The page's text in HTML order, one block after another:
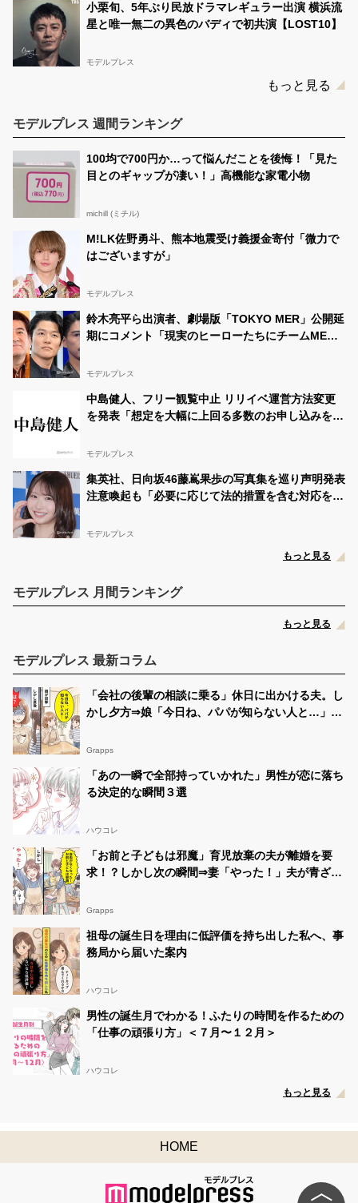
た????‍♀️ 気持ちを入れ替えて明日また楽しい配信ができ
るように頑張ります！#中一ミスコン #中1ミスコン
#JCミスコン
#くれあ #滋賀県 #明日最終日 #固定ツ
イートのRT
この後16時からLINEライブ配信します???????????? さ
#JCミスコン #くれあ #決勝戦 #固定ツイートのRT
https://t.co/L2QJpI8f4h
紅杏(くれあ) @ku_kuchanyo
07/17 09:17:01
今マイスタは2位です✨ 明日までチアチア、コメントギ
フトよろしくお願いします????????
今日も楽しい配信になりました????事故もあったけど美
味しかったし良かったです???? 明日は夏季総体で試合の
結果で終わる時間が決まるので配信時間がわかり次第告
知します????
あ #JCミスコン…
紅杏(くれあ) @ku_kuchanyo
07/16 05:46:57
こんばんは???? 明日のLINEライブ配信時間です⏰ よろ
しくお願いします????
#くれあ #JCミスコン2021
援お願いします #滋賀県
紅杏(くれあ) @ku_kuchanyo
07/15 20:28:32
こんばんは！今日は夜の配信できませんが、Twitter投
スタのチアチアよろしくお願いします????????????
#LINELIVE…
https://t.co/UQctBfm55O
紅杏(くれあ)
今日もたくさん配信に来てくれてありがとうございまし
た???? クイズ楽しかった???? またします???? 明日の配
信は朝6時から7時までの 1枠しかできません???????? 早
紅杏(くれあ) @ku_kuchanyo
07/13 21:47:10
中一ミスコン決勝2日目✨ 今日もたくさん配信に来てく
東京????タワーいただきました???????? こんなんナン
ボあってもええですからね〜???? 明日も朝から配信しま
す♡ 応援よろしくお願いします????…
https://t.co/rHccuustOZ
紅杏(くれあ) @ku_kuchanyo
07/13 07:09:23
今日も朝からたくさん来ていただきありがとうございま
した???????? 夕方は17時からです♡ 応援待ってまーす
します #Twitter投票 #リツイート #モデルプレス閲
覧…
https://t.co/Y6qskjI08Q
紅杏(くれあ)
くうの固定ツイートをリツイートお願いします♡ ファイ
ナリストになる為に リツイート数と投票数が必要で
す???? プロフィールの所のURLから1時間に1回投票でき
ます????‍♀️#中一ミスコン #くれあ #拡散希望…
https://t.co/Fd970QiyzE
紅杏(くれあ)
RT@ku_kuchanyo: 中一ミスコンのSNS審査がスタート
しました????✨ このツイートのRT数が多いとファイナ
ル審査に進めます！ このツイートをリツイートしてくだ
さい???? 期間は7月18日(日)までです✨
#中一ミスコン2021
紅杏(くれあ) @ku_kuchanyo
07/11 18:36:43
RT @ku_kuchanyo: 中一ミスコンのSNS審査がスタート
しました????✨ このツイートのRT数が多いとファイナ
ル審査に進めます！ このツイートをリツイートしてくだ
さい???? 期間は7月18日(日)までです✨
https://t.co/U6By1Tc0LF12
くれあさんに投票！ #中一ミスコン
小栗旬、5年ぶり民放ドラマレギュラー出演 横浜流
星と唯一無二の異色のバディで初共演【LOST10】
モデルプレス
もっと見る
モデルプレス 週間ランキング
100均で700円か…って悩んだことを後悔！「見た
目とのギャップが凄い！」高機能な家電小物
michill (ミチル)
M!LK佐野勇斗、熊本地震受け義援金寄付「微力で
はございますが」
モデルプレス
鈴木亮平ら出演者、劇場版「TOKYO MER」公開延
期にコメント「現実のヒーローたちにチームMER
モデルプレス
中島健人、フリー観覧中止 リリイベ運営方法変更
を発表「想定を大幅に上回る多数のお申し込みをい
モデルプレス
集英社、日向坂46藤嶌果歩の写真集を巡り声明発表
注意喚起も「必要に応じて法的措置を含む対応を検
モデルプレス
もっと見る
モデルプレス 月間ランキング
もっと見る
モデルプレス 最新コラム
「会社の後輩の相談に乗る」休日に出かける夫。し
かし夕方⇒娘「今日ね、パパが知らない人と…」妻
Grapps
「あの一瞬で全部持っていかれた」男性が恋に落ち
る決定的な瞬間３選
ハウコレ
「お前と子どもは邪魔」育児放棄の夫が離婚を要
求！？しかし次の瞬間⇒妻「やった！」夫が青ざめ
Grapps
祖母の誕生日を理由に低評価を持ち出した私へ、事
務局から届いた案内
ハウコレ
男性の誕生月でわかる！ふたりの時間を作るための
「仕事の頑張り方」＜７月〜１２月＞
ハウコレ
もっと見る
HOME